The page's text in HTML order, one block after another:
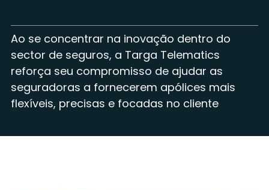
Ao se concentrar na inovação dentro do
sector de seguros, a Targa Telematics
reforça seu compromisso de ajudar as
seguradoras a fornecerem apólices mais
flexíveis, precisas e focadas no cliente